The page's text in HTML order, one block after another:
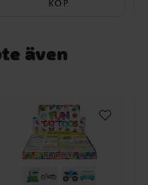
KÖP
även